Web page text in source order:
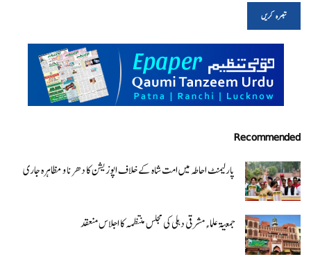
Recommended
پارلیمنٹ احاطہ میں امت شاہ کے خلاف اپوزیشن کا دھرنا و مظاہرہ جاری
جمعیۃ علماء مشرقی دہلی کی مجلس منتظمہ کا اجلاس منعقد